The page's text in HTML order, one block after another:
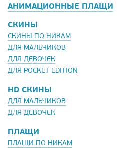
АНИМАЦИОННЫЕ ПЛАЩИ
СКИНЫ
СКИНЫ ПО НИКАМ
ДЛЯ МАЛЬЧИКОВ
ДЛЯ ДЕВОЧЕК
ДЛЯ POCKET EDITION
HD СКИНЫ
ДЛЯ МАЛЬЧИКОВ
ДЛЯ ДЕВОЧЕК
ПЛАЩИ
ПЛАЩИ ПО НИКАМ